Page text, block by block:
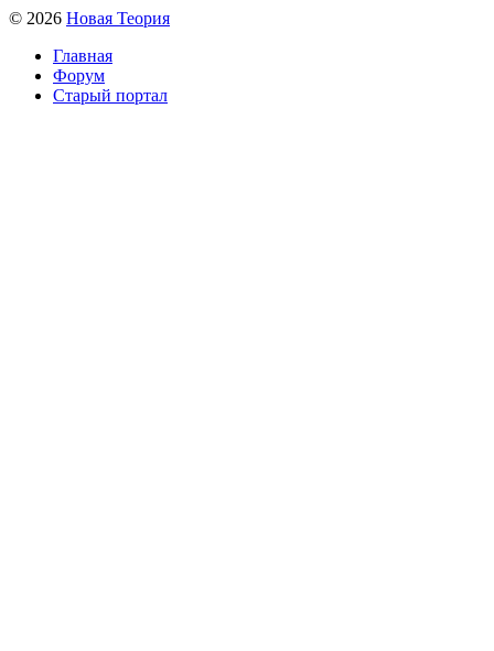
© 2026 Новая Теория
Главная
Форум
Старый портал